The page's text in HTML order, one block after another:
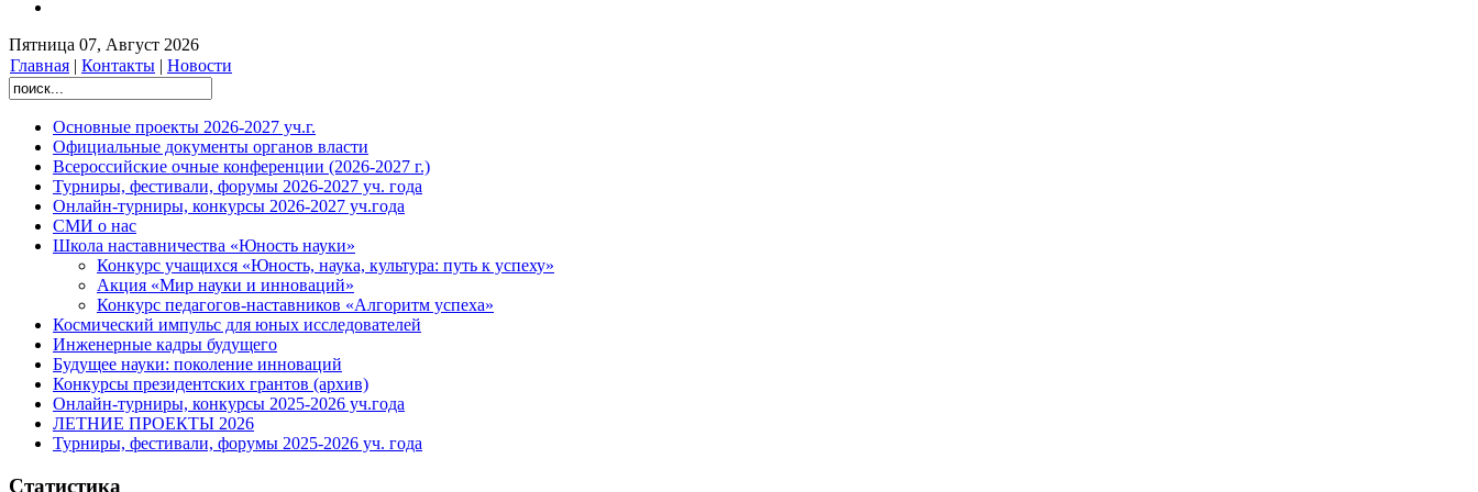
Пятница 07, Август 2026
Главная | Контакты | Новости
Основные проекты 2026-2027 уч.г.
Официальные документы органов власти
Всероссийские очные конференции (2026-2027 г.)
Турниры, фестивали, форумы 2026-2027 уч. года
Онлайн-турниры, конкурсы 2026-2027 уч.года
СМИ о нас
Школа наставничества «Юность науки»
Конкурс учащихся «Юность, наука, культура: путь к успеху»
Акция «Мир науки и инноваций»
Конкурс педагогов-наставников «Алгоритм успеха»
Космический импульс для юных исследователей
Инженерные кадры будущего
Будущее науки: поколение инноваций
Конкурсы президентских грантов (архив)
Онлайн-турниры, конкурсы 2025-2026 уч.года
ЛЕТНИЕ ПРОЕКТЫ 2026
Турниры, фестивали, форумы 2025-2026 уч. года
Статистика